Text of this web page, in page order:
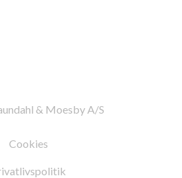
& Moesby A/S
Cookies